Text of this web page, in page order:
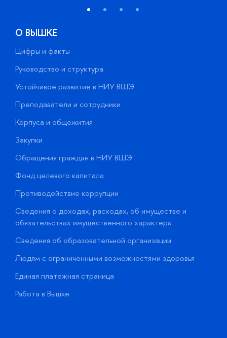
О ВЫШКЕ
Цифры и факты
Руководство и структура
Устойчивое развитие в НИУ ВШЭ
Преподаватели и сотрудники
Корпуса и общежития
Закупки
Обращения граждан в НИУ ВШЭ
Фонд целевого капитала
Противодействие коррупции
Сведения о доходах, расходах, об имуществе и
обязательствах имущественного характера
Сведения об образовательной организации
Людям с ограниченными возможностями здоровья
Единая платежная страница
Работа в Вышке